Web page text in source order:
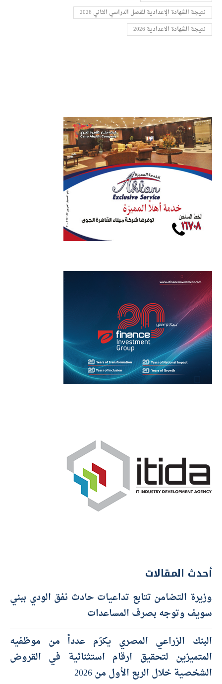
نتيجة الشهادة الإعدادية للفصل الدراسي الثاني 2026
نتيجة الشهادة الاعدادية 2026
أحدث المقالات
وزيرة التضامن تتابع تداعيات حادث نفق الودي ببني
سويف وتوجه بصرف المساعدات
البنك الزراعي المصري يكرّم عدداً من موظفيه
المتميزين لتحقيق ارقام استثنائية في القروض
الشخصية خلال الربع الأول من 2026